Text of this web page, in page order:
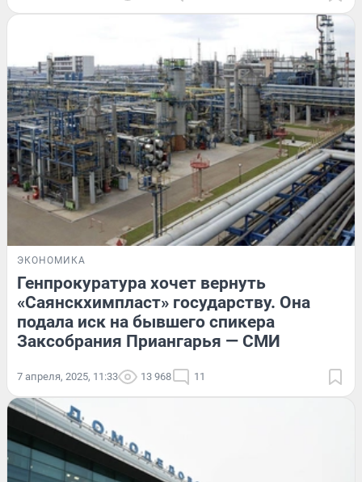
ЭКОНОМИКА
Генпрокуратура хочет вернуть
«Саянскхимпласт» государству. Она
подала иск на бывшего спикера
Заксобрания Приангарья — СМИ
7 апреля, 2025, 11:33 13 968 11